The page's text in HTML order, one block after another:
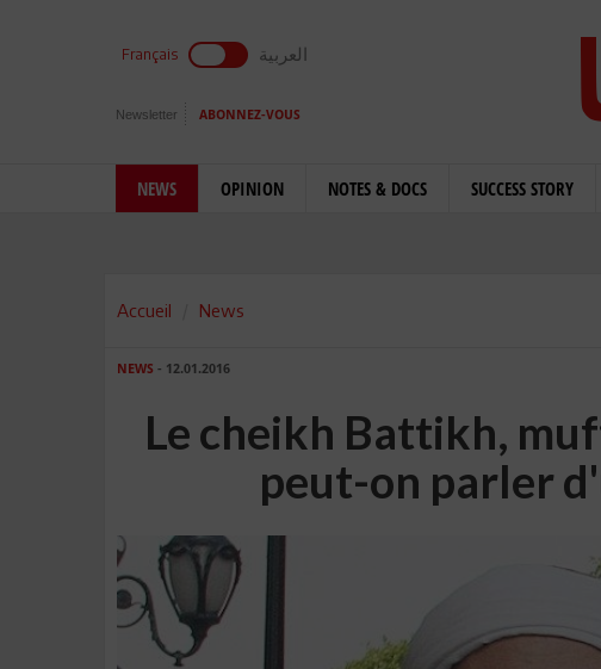
Français العربية
Newsletter ABONNEZ-VOUS
NEWS OPINION NOTES & DOCS SUCCESS STORY
Accueil News
NEWS - 12.01.2016
Le cheikh Battikh,
peut-on parler